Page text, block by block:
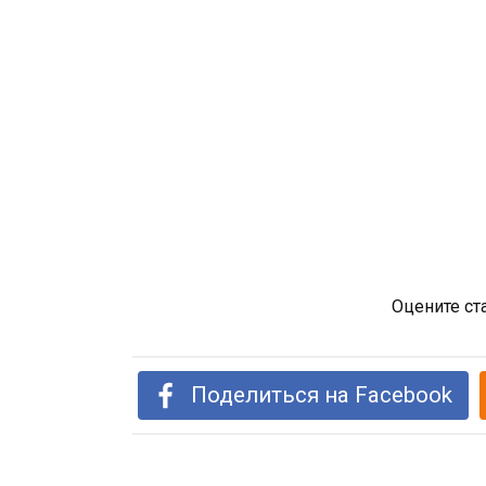
Оцените
Поделиться на Facebook